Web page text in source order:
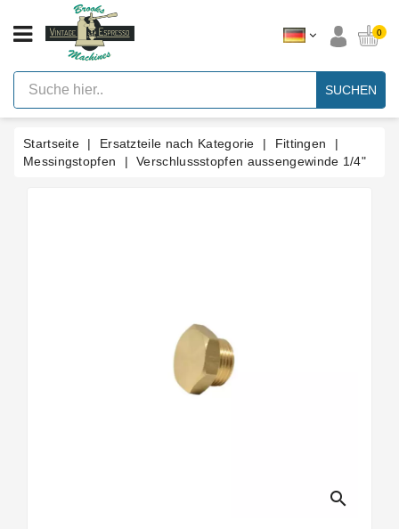
KATEGORIE
Vintage
Hebel
Espresso
Maschinen
Faema
E61
0
SUCHEN
Startseite Ersatzteile nach Kategorie
Fittingen
Messingstopfen
Verschlussstopfen aussengewinde 1/4"
search